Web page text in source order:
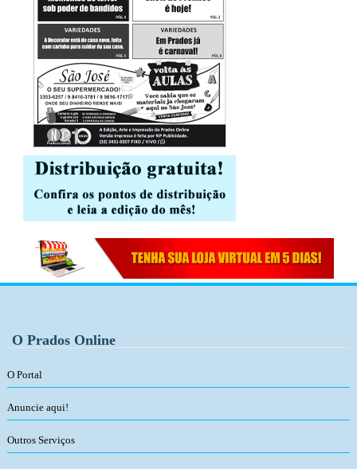
O Prados Online
O Portal
Anuncie aqui!
Outros Serviços